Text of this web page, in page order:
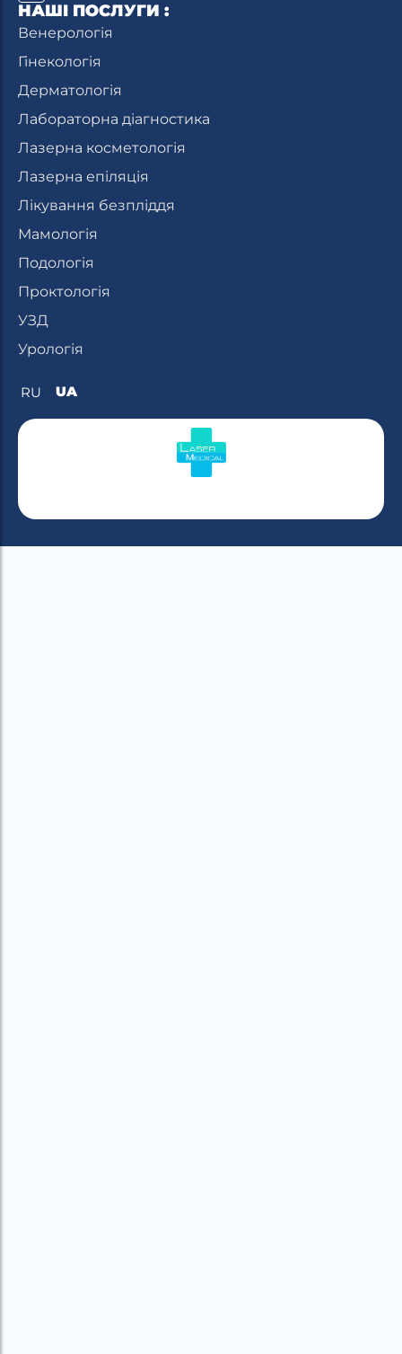
НАШІ ПОСЛУГИ :
Венерологія
Гінекологія
Дерматологія
Лабораторна діагностика
Лазерна косметологія
Лазерна епіляція
Лікування безпліддя
Мамологія
Подологія
Проктологія
УЗД
Урологія
RU UA